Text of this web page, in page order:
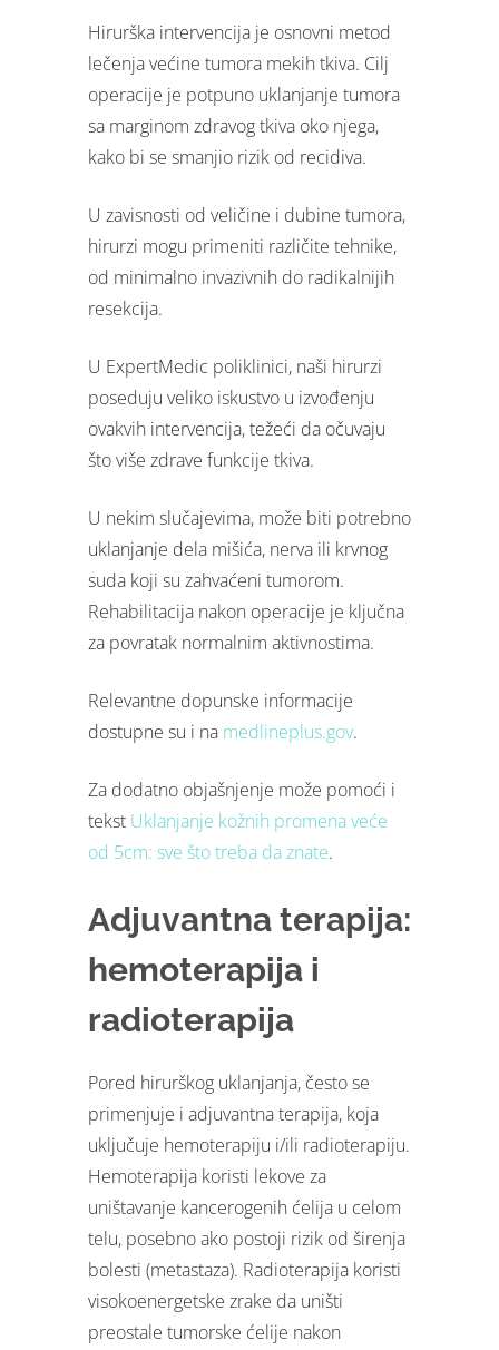
Hirurška intervencija je osnovni metod
lečenja većine tumora mekih tkiva. Cilj
operacije je potpuno uklanjanje tumora
sa marginom zdravog tkiva oko njega,
kako bi se smanjio rizik od recidiva.
U zavisnosti od veličine i dubine tumora,
hirurzi mogu primeniti različite tehnike,
od minimalno invazivnih do radikalnijih
resekcija.
U ExpertMedic poliklinici, naši hirurzi
poseduju veliko iskustvo u izvođenju
ovakvih intervencija, težeći da očuvaju
što više zdrave funkcije tkiva.
U nekim slučajevima, može biti potrebno
uklanjanje dela mišića, nerva ili krvnog
suda koji su zahvaćeni tumorom.
Rehabilitacija nakon operacije je ključna
za povratak normalnim aktivnostima.
Relevantne dopunske informacije
dostupne su i na medlineplus.gov.
Za dodatno objašnjenje može pomoći i
tekst Uklanjanje kožnih promena veće
od 5cm: sve što treba da znate.
Adjuvantna terapija:
hemoterapija i
radioterapija
Pored hirurškog uklanjanja, često se
primenjuje i adjuvantna terapija, koja
uključuje hemoterapiju i/ili radioterapiju.
Hemoterapija koristi lekove za
uništavanje kancerogenih ćelija u celom
telu, posebno ako postoji rizik od širenja
bolesti (metastaza). Radioterapija koristi
visokoenergetske zrake da uništi
preostale tumorske ćelije nakon